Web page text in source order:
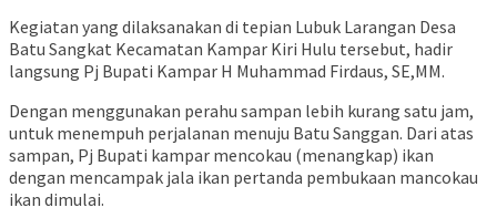
Kegiatan yang dilaksanakan di tepian Lubuk Larangan Desa
Batu Sangkat Kecamatan Kampar Kiri Hulu tersebut, hadir
langsung Pj Bupati Kampar H Muhammad Firdaus, SE,MM.
Dengan menggunakan perahu sampan lebih kurang satu jam,
untuk menempuh perjalanan menuju Batu Sanggan. Dari atas
sampan, Pj Bupati kampar mencokau (menangkap) ikan
dengan mencampak jala ikan pertanda pembukaan mancokau
ikan dimulai.